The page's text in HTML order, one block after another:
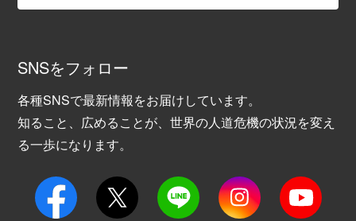
SNSをフォロー
各種SNSで最新情報をお届けしています。
知ること、広めることが、世界の人道危機の状況を変え
る一歩になります。